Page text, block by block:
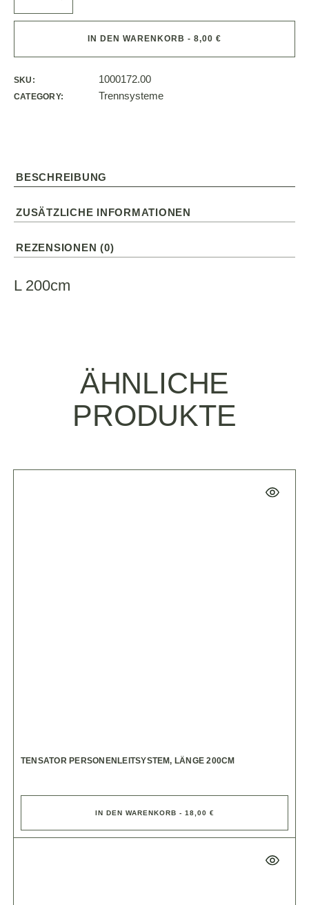
IN DEN WARENKORB - 8,00 €
SKU: 1000172.00
CATEGORY: Trennsysteme
BESCHREIBUNG
ZUSÄTZLICHE INFORMATIONEN
REZENSIONEN (0)
L 200cm
ÄHNLICHE
PRODUKTE
TENSATOR PERSONENLEITSYSTEM, LÄNGE 200CM
IN DEN WARENKORB - 18,00 €